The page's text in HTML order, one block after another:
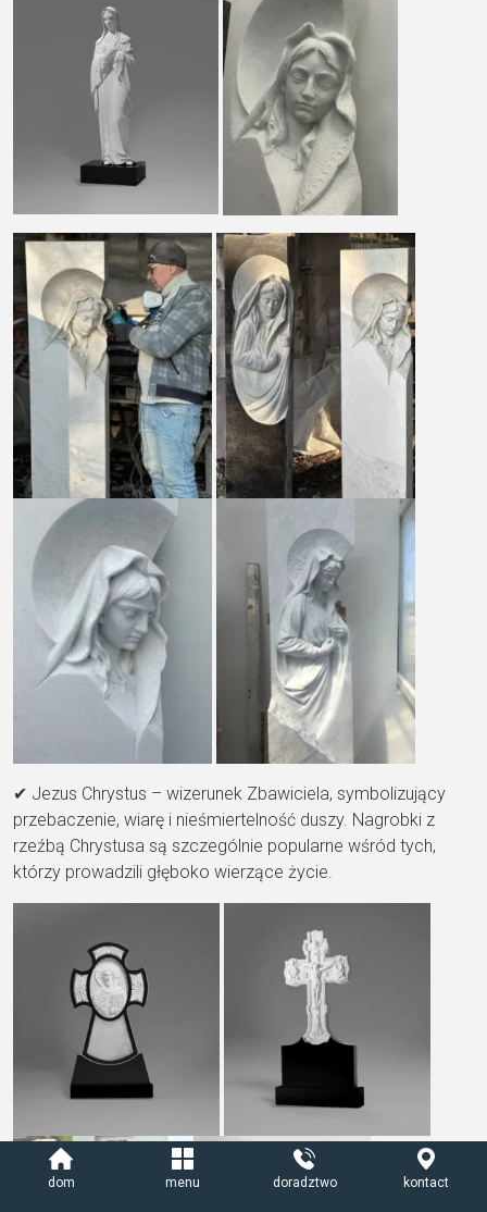
dom menu doradztwo kontact
✔ Jezus Chrystus – wizerunek Zbawiciela, symbolizujący
przebaczenie, wiarę i nieśmiertelność duszy. Nagrobki z
rzeźbą Chrystusa są szczególnie popularne wśród tych,
którzy prowadzili głęboko wierzące życie.